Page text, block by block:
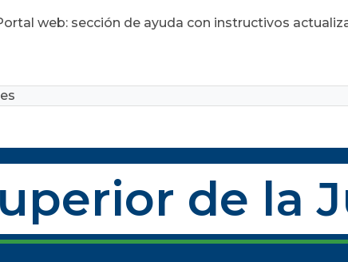
web: sección de ayuda con instructivos
de la